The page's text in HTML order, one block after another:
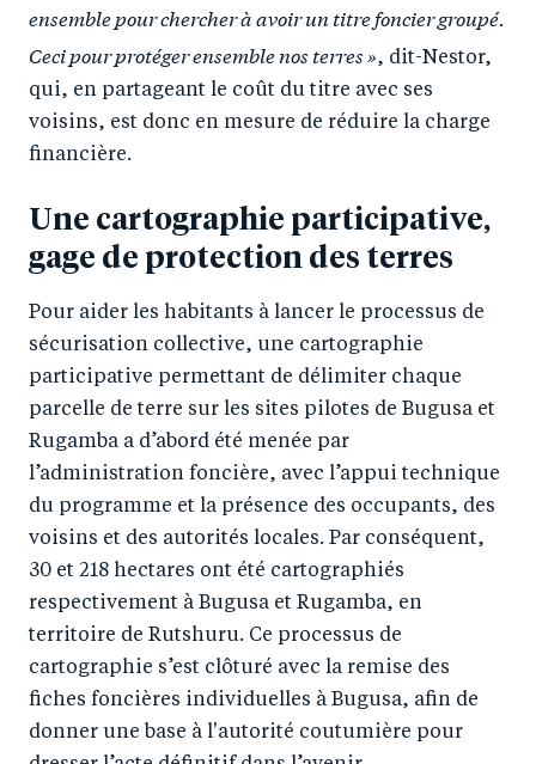
ensemble pour chercher à avoir un titre foncier groupé.
Ceci pour protéger ensemble nos terres », dit-Nestor,
qui, en partageant le coût du titre avec ses
voisins, est donc en mesure de réduire la charge
financière.
Une cartographie participative,
gage de protection des terres
Pour aider les habitants à lancer le processus de
sécurisation collective, une cartographie
participative permettant de délimiter chaque
parcelle de terre sur les sites pilotes de Bugusa et
Rugamba a d’abord été menée par
l’administration foncière, avec l’appui technique
du programme et la présence des occupants, des
voisins et des autorités locales. Par conséquent,
30 et 218 hectares ont été cartographiés
respectivement à Bugusa et Rugamba, en
territoire de Rutshuru. Ce processus de
cartographie s’est clôturé avec la remise des
fiches foncières individuelles à Bugusa, afin de
donner une base à l'autorité coutumière pour